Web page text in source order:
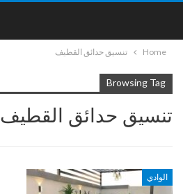
Home تنسيق حدائق القطيف
Browsing Tag
تنسيق حدائق القطيف
الوادي